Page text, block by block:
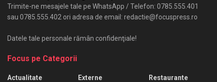
Trimite-ne mesajele tale pe WhatsApp / Telefon: 0785.555.401
sau 0785.555.402 ori adresa de email: redactie@focuspress.ro
Datele tale personale rămân confidenţiale!
Focus pe Categorii
Actualitate
Externe
Restaurante